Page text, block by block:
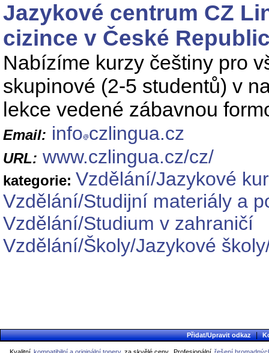
Jazykové centrum CZ
cizince v České
Nabízíme kurzy češtiny pro
skupinové (2-5 studentů) v
lekce vedené zábavnou
Email: info czlingua.cz
URL: www.czlingua.cz/cz/
kategorie: Vzdělání/Jazykové
Vzdělání/Studijní materiály a
Vzdělání/Studium v zahraničí
Vzdělání/Školy/Jazykové
Přidat/Upravit odkaz |